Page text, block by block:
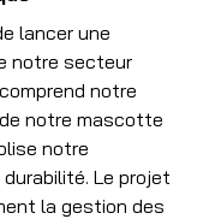
lancer une
notre secteur
notre
notre mascotte
notre
Le projet
la gestion des